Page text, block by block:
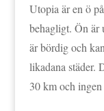
Utopia är en ö
behagligt. Ön är
är bördig och
likadana städer.
30 km och